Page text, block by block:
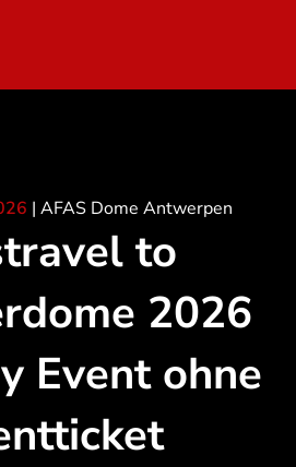
| AFAS Dome Antwerpen
to
2026
Event ohne